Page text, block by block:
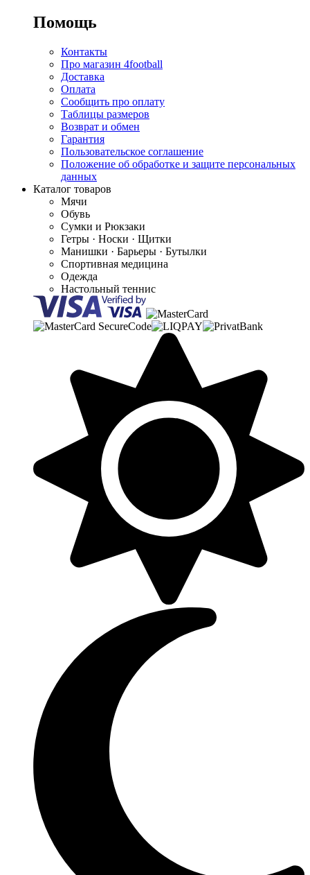
Помощь
Контакты
Про магазин 4football
Доставка
Оплата
Сообщить про оплату
Таблицы размеров
Возврат и обмен
Гарантия
Пользовательское соглашение
Положение об обработке и защите персональных
данных
Каталог товаров
Мячи
Обувь
Сумки и Рюкзаки
Гетры · Носки · Щитки
Манишки · Барьеры · Бутылки
Спортивная медицина
Одежда
Настольный теннис